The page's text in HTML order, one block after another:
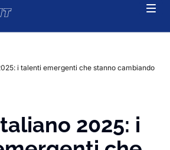
i talenti emergenti che stanno cambiando
2025: i